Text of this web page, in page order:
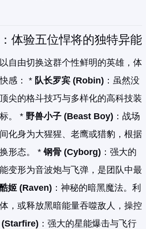
体验五位悍将的独特异能
自由切换这群个性鲜明的英雄，体
感： * 队长罗宾 (Robin) ：虽然没
尖的格斗技巧与多样化的高科技装
。 * 野兽小子 (Beast Boy) ：战场
化身为大猩猩、老鹰或猎豹，根据
形态。 *钢骨 (Cyborg) ：强大的
变形为音波炮与飞弹，是团队中最
姬 (Raven) ：神秘的暗黑魔法。利
，或释放黑暗能量吞噬敌人，操控
(Starfire) ：强大的星能爆击与飞行